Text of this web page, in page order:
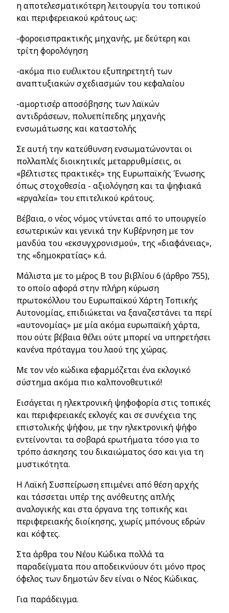
η αποτελεσματικότερη λειτουργία του τοπικού
και περιφερειακού κράτους ως:
-φοροεισπρακτικής μηχανής, με δεύτερη και
τρίτη φορολόγηση
-ακόμα πιο ευέλικτου εξυπηρετητή των
αναπτυξιακών σχεδιασμών του κεφαλαίου
-αμορτισέρ αποσόβησης των λαϊκών
αντιδράσεων, πολυεπίπεδης μηχανής
ενσωμάτωσης και καταστολής
Σε αυτή την κατεύθυνση ενσωματώνονται οι
πολλαπλές διοικητικές μεταρρυθμίσεις, οι
«βέλτιστες πρακτικές» της Ευρωπαϊκής Ένωσης
όπως στοχοθεσία - αξιολόγηση και τα ψηφιακά
«εργαλεία» του επιτελικού κράτους.
Βέβαια, ο νέος νόμος ντύνεται από το υπουργείο
εσωτερικών και γενικά την Κυβέρνηση με τον
μανδύα του «εκσυγχρονισμού», της «διαφάνειας»,
της «δημοκρατίας» κ.ά.
Μάλιστα με το μέρος Β του βιβλίου 6 (άρθρο 755),
το οποίο αφορά στην πλήρη κύρωση
πρωτοκόλλου του Ευρωπαϊκού Χάρτη Τοπικής
Αυτονομίας, επιδιώκεται να ξαναζεστάνει τα περί
«αυτονομίας» με μία ακόμα ευρωπαϊκή χάρτα,
που ούτε βέβαια θέλει ούτε μπορεί να υπηρετήσει
κανένα πρόταγμα του λαού της χώρας.
Με τον νέο κώδικα εφαρμόζεται ένα εκλογικό
σύστημα ακόμα πιο καλπονοθευτικό!
Εισάγεται η ηλεκτρονική ψηφοφορία στις τοπικές
και περιφερειακές εκλογές και σε συνέχεια της
επιστολικής ψήφου, με την ηλεκτρονική ψήφο
εντείνονται τα σοβαρά ερωτήματα τόσο για το
τρόπο άσκησης του δικαιώματος όσο και για τη
μυστικότητα.
Η Λαϊκή Συσπείρωση επιμένει από θέση αρχής
και τάσσεται υπέρ της ανόθευτης απλής
αναλογικής και στα όργανα της τοπικής και
περιφερειακής διοίκησης, χωρίς μπόνους εδρών
και κόφτες.
Στα άρθρα του Νέου Κώδικα πολλά τα
παραδείγματα που αποδεικνύουν ότι μόνο προς
όφελος των δημοτών δεν είναι ο Νέος Κώδικας.
Για παράδειγμα.